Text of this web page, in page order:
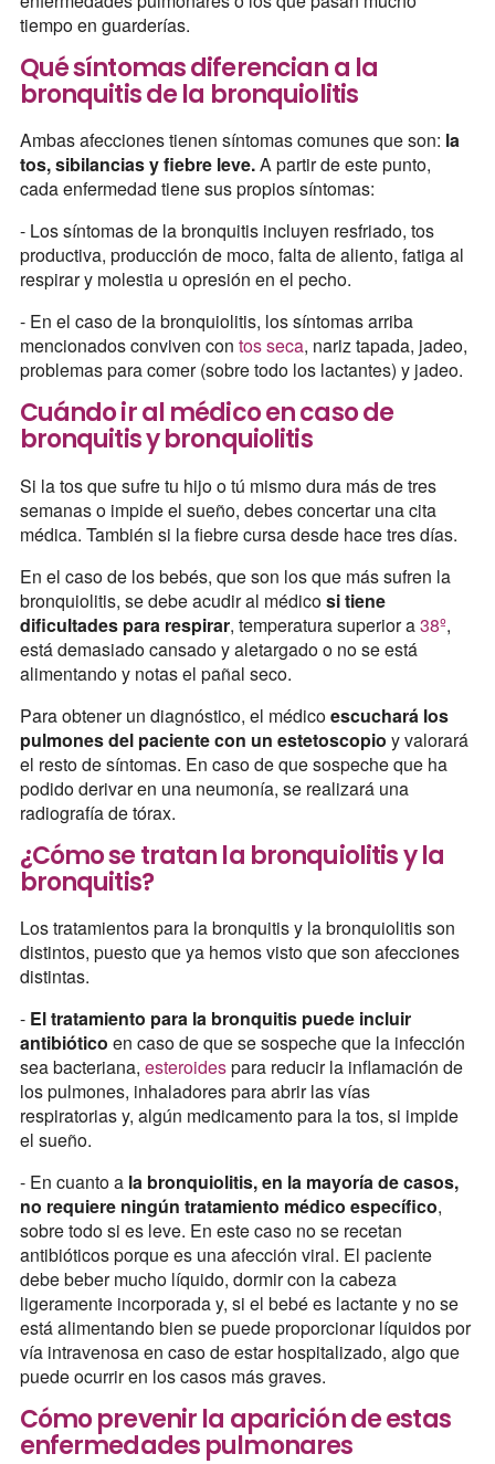
tiempo en guarderías.
Qué síntomas diferencian a la
bronquitis de la bronquiolitis
Ambas afecciones tienen síntomas comunes que son: la
tos, sibilancias y fiebre leve.A partir de este punto,
cada enfermedad tiene sus propios síntomas:
- Los síntomas de la bronquitis incluyen resfriado, tos
productiva, producción de moco, falta de aliento, fatiga al
respirar y molestia u opresión en el pecho.
- En el caso de la bronquiolitis, los síntomas arriba
mencionados conviven con tos seca, nariz tapada, jadeo,
problemas para comer (sobre todo los lactantes) y jadeo.
Cuándo ir al médico en caso de
bronquitis y bronquiolitis
Si la tos que sufre tu hijo o tú mismo dura más de tres
semanas o impide el sueño, debes concertar una cita
médica. También si la fiebre cursa desde hace tres días.
En el caso de los bebés, que son los que más sufren la
bronquiolitis, se debe acudir al médicosi tiene
dificultades para respirar, temperatura superior a38º,
está demasiado cansado y aletargado o no se está
alimentando y notas el pañal seco.
Para obtener un diagnóstico, el médicoescuchará los
pulmones del paciente con un estetoscopio y valorará
el resto de síntomas. En caso de que sospeche que ha
podido derivar en una neumonía, se realizará una
radiografía de tórax.
¿Cómo se tratan la bronquiolitis y la
bronquitis?
Los tratamientos para la bronquitis y la bronquiolitis son
distintos, puesto que ya hemos visto que son afecciones
distintas.
- El tratamiento para la bronquitis puede incluir
antibiótico en caso de que se sospeche que la infección
sea bacteriana, esteroidespara reducir la inflamación de
los pulmones, inhaladores para abrir las vías
respiratorias y, algún medicamento para la tos, si impide
el sueño.
- En cuanto a la bronquiolitis, en la mayoría de casos,
no requiere ningún tratamiento médico específico,
sobre todo si es leve. En este caso no se recetan
antibióticos porque es una afección viral. El paciente
debe beber mucho líquido, dormir con la cabeza
ligeramente incorporada y, si el bebé es lactante y no se
está alimentando bien se puede proporcionar líquidos por
vía intravenosa en caso de estar hospitalizado, algo que
puede ocurrir en los casos más graves.
Cómo prevenir la aparición de estas
enfermedades pulmonares